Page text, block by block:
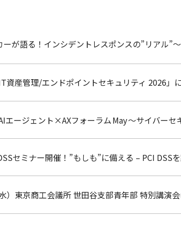
が語る！インシデントレスポンスの”リアル”
資産管理/エンドポイントセキュリティ 2026」
エージェント×AXフォーラム May ～サイバー
セミナー開催！”もしも”に備える – PCI DSS
）東京商工会議所 世田谷支部青年部 特別講演